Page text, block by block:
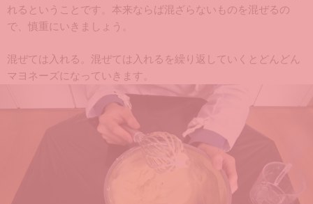
れるということです。本来ならば混ざらないものを混ぜるの
で、慎重にいきましょう。
混ぜては入れる。混ぜては入れるを繰り返していくとどんどん
マヨネーズになっていきます。